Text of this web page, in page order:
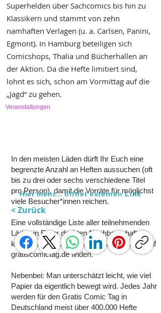
Superhelden über Sachcomics bis hin zu
Klassikern und stammt von zehn
namhaften Verlagen (u. a. Carlsen, Panini,
Egmont). In Hamburg beteiligen sich
Comicshops, Thalia und Bücherhallen an
der Aktion. Da die Hefte limitiert sind,
lohnt es sich, schon am Vormittag auf die
„Jagd“ zu gehen.
Veranstaltungen
In den meisten Läden dürft Ihr Euch eine
begrenzte Anzahl an Heften aussuchen (oft
bis zu drei oder sechs verschiedene Titel
pro Person), damit die Vorräte für möglichst
viele Besucher*innen reichen.
Eine vollständige Liste aller teilnehmenden
Läden in Eurer direkten Nachbarschaft
könnt Ihr über die offizielle Händlersuche auf
gratiscomictag.definden.
Nebenbei: Man unterschätzt leicht, wie viel
Papier da eigentlich bewegt wird. Jedes Jahr
werden für den Gratis Comic Tag in
Deutschland meist über 400.000 Hefte
Hier mehr... öffnet externen Link
< Zurück